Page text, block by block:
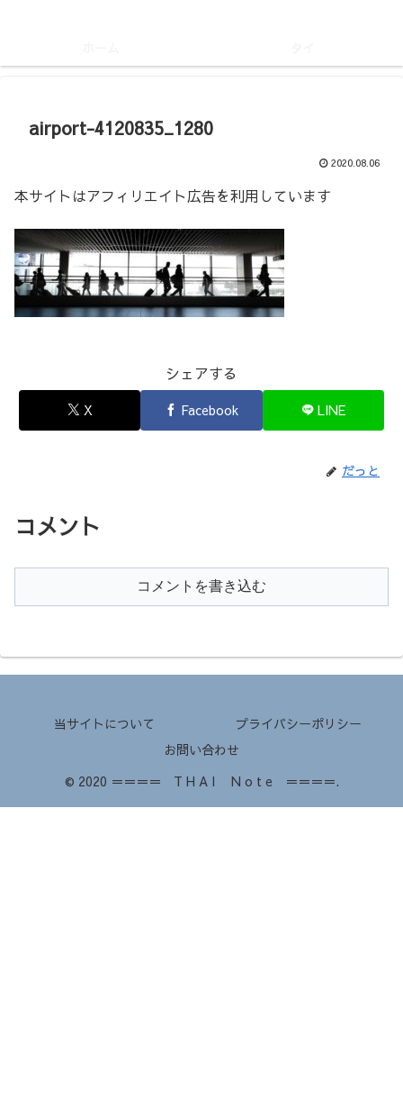
airport-4120835_1280
2020.08.06
本サイトはアフィリエイト広告を利用しています
シェアする
X Facebook LINE
だっと
コメント
コメントを書き込む
当サイトについて
プライバシーポリシー
お問い合わせ
© 2020 ＝＝＝＝ T H A I N o t e ＝＝＝＝.